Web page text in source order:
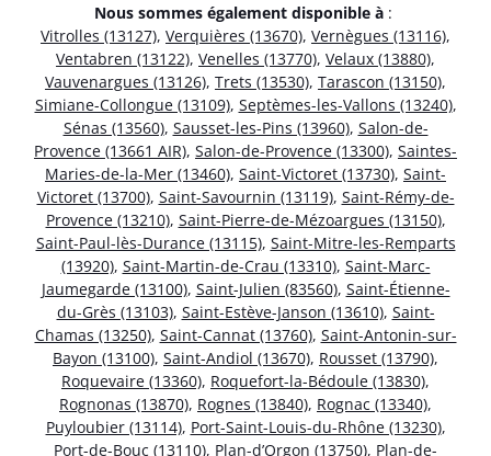
Nous sommes également disponible à :
Vitrolles (13127), Verquières (13670), Vernègues (13116),
Ventabren (13122), Venelles (13770), Velaux (13880),
Vauvenargues (13126), Trets (13530), Tarascon (13150),
Simiane-Collongue (13109), Septèmes-les-Vallons (13240),
Sénas (13560), Sausset-les-Pins (13960), Salon-de-
Provence (13661 AIR), Salon-de-Provence (13300), Saintes-
Maries-de-la-Mer (13460), Saint-Victoret (13730), Saint-
Victoret (13700), Saint-Savournin (13119), Saint-Rémy-de-
Provence (13210), Saint-Pierre-de-Mézoargues (13150),
Saint-Paul-lès-Durance (13115), Saint-Mitre-les-Remparts
(13920), Saint-Martin-de-Crau (13310), Saint-Marc-
Jaumegarde (13100), Saint-Julien (83560), Saint-Étienne-
du-Grès (13103), Saint-Estève-Janson (13610), Saint-
Chamas (13250), Saint-Cannat (13760), Saint-Antonin-sur-
Bayon (13100), Saint-Andiol (13670), Rousset (13790),
Roquevaire (13360), Roquefort-la-Bédoule (13830),
Rognonas (13870), Rognes (13840), Rognac (13340),
Puyloubier (13114), Port-Saint-Louis-du-Rhône (13230),
Port-de-Bouc (13110), Plan-d’Orgon (13750), Plan-de-